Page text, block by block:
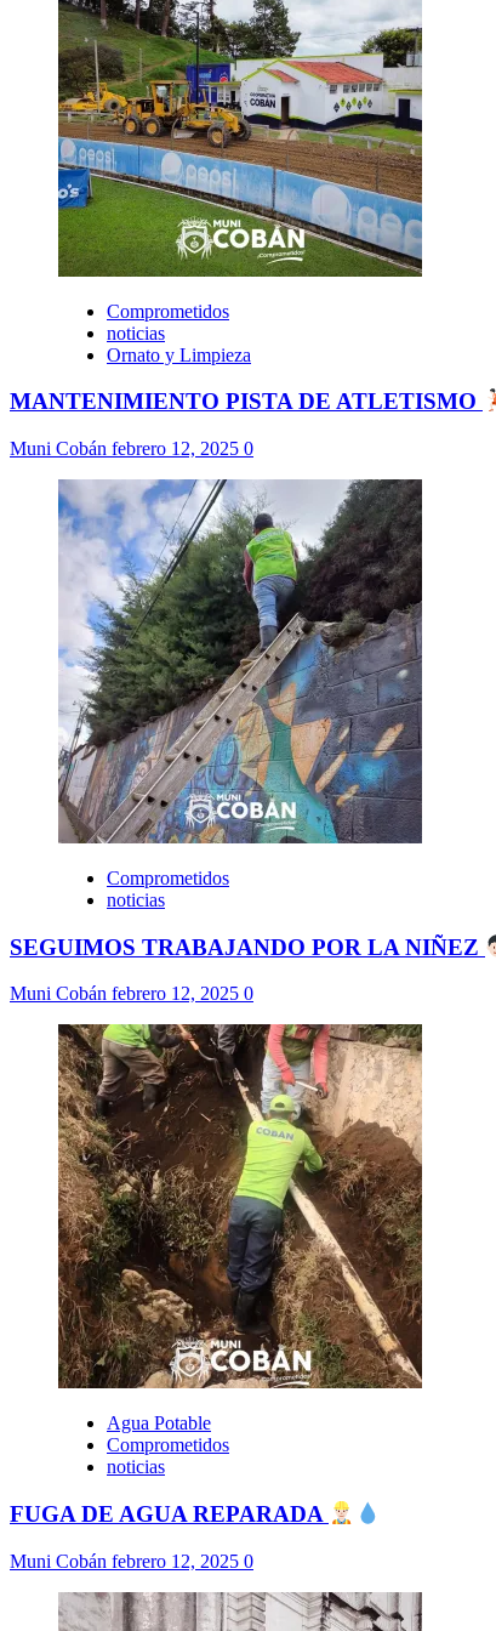
Comprometidos
noticias
Ornato y Limpieza
MANTENIMIENTO PISTA DE ATLETISMO
Muni Cobán febrero 12, 2025 0
Comprometidos
noticias
SEGUIMOS TRABAJANDO POR LA NIÑEZ
Muni Cobán febrero 12, 2025 0
Agua Potable
Comprometidos
noticias
FUGA DE AGUA REPARADA
Muni Cobán febrero 12, 2025 0